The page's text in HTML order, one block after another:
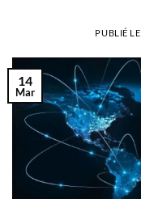
PUBLIÉ LE
14
Mar